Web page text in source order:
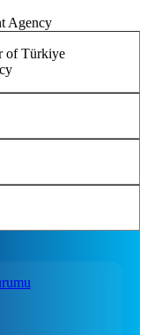
Agency
of Türkiye